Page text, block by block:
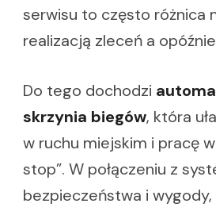
serwisu to często różnica
realizacją zleceń a
Do tego dochodzi
skrzynia biegów, która
w ruchu miejskim i pracę
stop”. W połączeniu z
bezpieczeństwa i